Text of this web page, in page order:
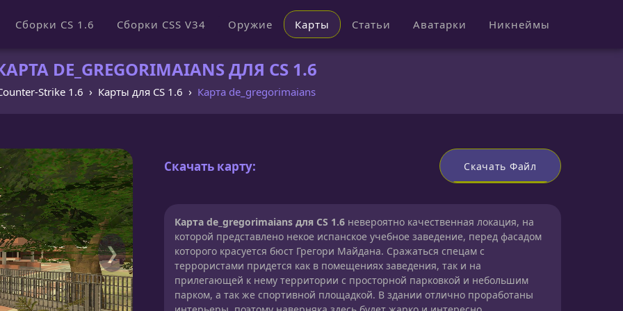
Сборки CS 1.6 Сборки CSS V34 Оружие Карты Статьи Аватарки Никнеймы
DE_GREGORIMAIANS ДЛЯ CS 1.6
Strike 1.6 Карты для CS 1.6 Карта de_gregorimaians
❯
Скачать карту: Скачать Файл
Карта de_gregorimaians для CS 1.6 невероятно качественная локация, на
которой представлено некое испанское учебное заведение, перед фасадом
которого красуется бюст Грегори Майдана. Сражаться спецам с
террористами придется как в помещениях заведения, так и на
прилегающей к нему территории с просторной парковкой и небольшим
парком, а так же спортивной площадкой. В здании отлично проработаны